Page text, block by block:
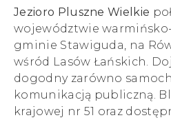
Jezioro Pluszne Wielkie
województwie
gminie Stawiguda, na
wśród Lasów Łańskich.
dogodny zarówno
komunikacją publiczną.
krajowej nr 51 oraz